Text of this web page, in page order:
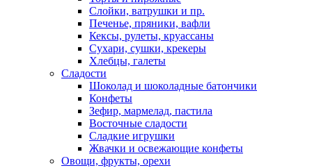
Слойки, ватрушки и пр.
Печенье, пряники, вафли
Кексы, рулеты, круассаны
Сухари, сушки, крекеры
Хлебцы, галеты
Сладости
Шоколад и шоколадные батончики
Конфеты
Зефир, мармелад, пастила
Восточные сладости
Сладкие игрушки
Жвачки и освежающие конфеты
Овощи, фрукты, орехи